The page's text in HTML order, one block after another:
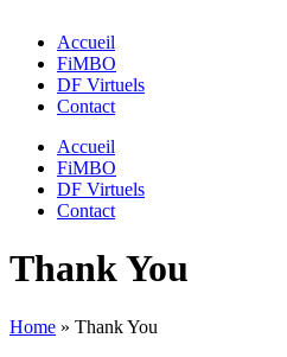
Accueil
FiMBO
DF Virtuels
Contact
Accueil
FiMBO
DF Virtuels
Contact
Thank You
Home » Thank You